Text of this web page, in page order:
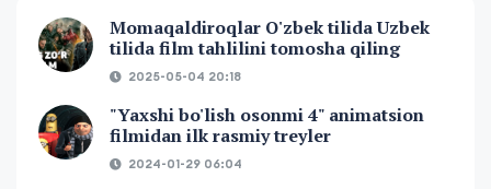
Momaqaldiroqlar O'zbek tilida Uzbek
tilida film tahlilini tomosha qiling
2025-05-04 20:18
"Yaxshi bo'lish osonmi 4" animatsion
filmidan ilk rasmiy treyler
2024-01-29 06:04